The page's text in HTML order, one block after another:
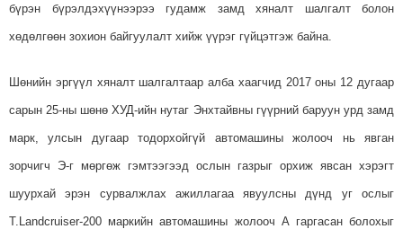
бүрэн бүрэлдэхүүнээрээ гудамж замд хяналт шалгалт болон
хөдөлгөөн зохион байгуулалт хийж үүрэг гүйцэтгэж байна.
Шөнийн эргүүл хяналт шалгалтаар алба хаагчид 2017 оны 12 дугаар
сарын 25-ны шөнө ХУД-ийн нутаг Энхтайвны гүүрний баруун урд замд
марк, улсын дугаар тодорхойгүй автомашины жолооч нь явган
зорчигч Э-г мөргөж гэмтээгээд ослын газрыг орхиж явсан хэрэгт
шуурхай эрэн сурвалжлах ажиллагаа явуулсны дүнд уг ослыг
T.Landcruiser-200 маркийн автомашины жолооч А гаргасан болохыг